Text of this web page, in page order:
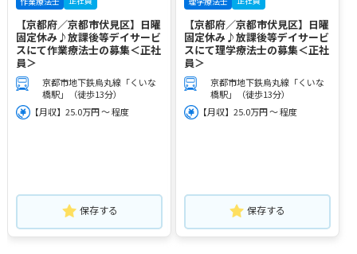
【京都府／京都市伏見区】日曜
固定休み♪放課後等デイサービ
スにて作業療法士の募集＜正社
員＞
京都市地下鉄烏丸線「くいな
橋駅」（徒歩13分）
【月収】25.0万円 ～ 程度
保存する
【京都府／京都市伏見区】日曜
固定休み♪放課後等デイサービ
スにて理学療法士の募集＜正社
員＞
京都市地下鉄烏丸線「くいな
橋駅」（徒歩13分）
【月収】25.0万円 ～ 程度
保存する